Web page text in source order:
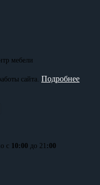
мебели
сайта. Подробнее
с 10:00 до 21 :00